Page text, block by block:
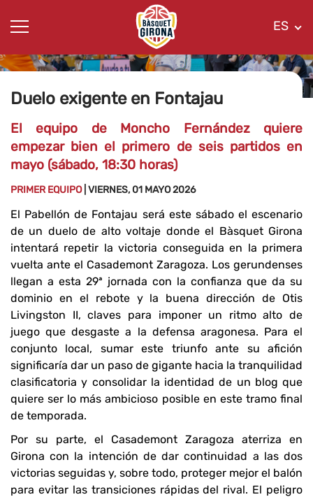
ES
Duelo exigente en Fontajau
El equipo de Moncho Fernández quiere
empezar bien el primero de seis partidos en
mayo (sábado, 18:30 horas)
PRIMER EQUIPO | VIERNES, 01 MAYO 2026
El Pabellón de Fontajau será este sábado el escenario
de un duelo de alto voltaje donde el Bàsquet Girona
intentará repetir la victoria conseguida en la primera
vuelta ante el Casademont Zaragoza. Los gerundenses
llegan a esta 29ª jornada con la confianza que da su
dominio en el rebote y la buena dirección de Otis
Livingston II, claves para imponer un ritmo alto de
juego que desgaste a la defensa aragonesa. Para el
conjunto local, sumar este triunfo ante su afición
significaría dar un paso de gigante hacia la tranquilidad
clasificatoria y consolidar la identidad de un blog que
quiere ser lo más ambicioso posible en este tramo final
de temporada.
Por su parte, el Casademont Zaragoza aterriza en
Girona con la intención de dar continuidad a las dos
victorias seguidas y, sobre todo, proteger mejor el balón
para evitar las transiciones rápidas del rival. El peligro